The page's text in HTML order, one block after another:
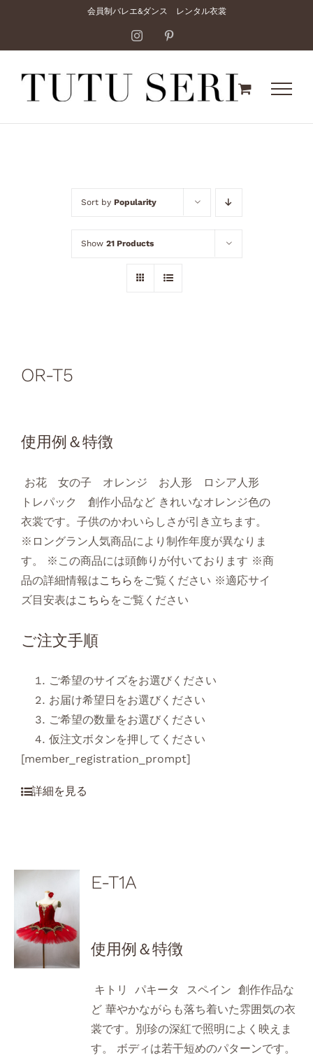
content
会員制バレエ&ダンス レンタル衣裳
Instagram
Sort by Popularity
Show 21 Products
OR-T5
使用例＆特徴
お花 女の子 オレンジ お人形 ロシア人形
トレパック 創作小品など きれいなオレンジ色の
衣裳です。子供のかわいらしさが引き立ちます。
※ロングラン人気商品により制作年度が異なりま
す。 ※この商品には頭飾りが付いております ※商
品の詳細情報はこちら をご覧ください ※適応サイ
ズ目安表はこちら をご覧ください
ご注文手順
ご希望のサイズをお選びください
お届け希望日をお選びください
ご希望の数量をお選びください
仮注文ボタンを押してください
[member_registration_prompt]
E-T1A
使用例＆特徴
キトリ パキータ スペイン 創作作品な
ど 華やかながらも落ち着いた雰囲気の衣
裳です。別珍の深紅で照明によく映えま
す。 ボディは若干短めのパターンです。